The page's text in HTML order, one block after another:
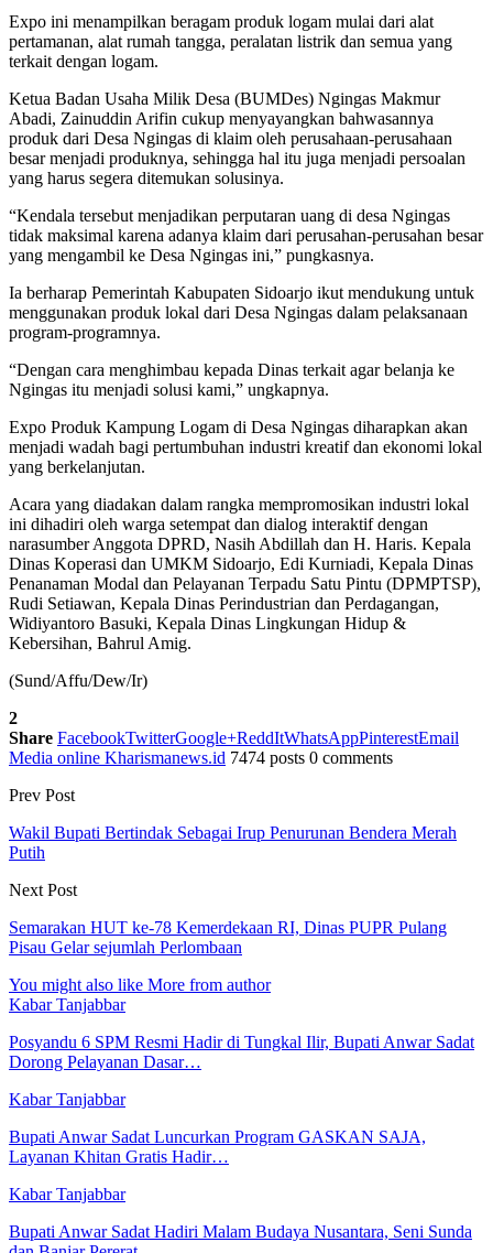
Expo ini menampilkan beragam produk logam mulai dari alat
pertamanan, alat rumah tangga, peralatan listrik dan semua yang
terkait dengan logam.
Ketua Badan Usaha Milik Desa (BUMDes) Ngingas Makmur
Abadi, Zainuddin Arifin cukup menyayangkan bahwasannya
produk dari Desa Ngingas di klaim oleh perusahaan-perusahaan
besar menjadi produknya, sehingga hal itu juga menjadi persoalan
yang harus segera ditemukan solusinya.
“Kendala tersebut menjadikan perputaran uang di desa Ngingas
tidak maksimal karena adanya klaim dari perusahan-perusahan besar
yang mengambil ke Desa Ngingas ini,” pungkasnya.
Ia berharap Pemerintah Kabupaten Sidoarjo ikut mendukung untuk
menggunakan produk lokal dari Desa Ngingas dalam pelaksanaan
program-programnya.
“Dengan cara menghimbau kepada Dinas terkait agar belanja ke
Ngingas itu menjadi solusi kami,” ungkapnya.
Expo Produk Kampung Logam di Desa Ngingas diharapkan akan
menjadi wadah bagi pertumbuhan industri kreatif dan ekonomi lokal
yang berkelanjutan.
Acara yang diadakan dalam rangka mempromosikan industri lokal
ini dihadiri oleh warga setempat dan dialog interaktif dengan
narasumber Anggota DPRD, Nasih Abdillah dan H. Haris. Kepala
Dinas Koperasi dan UMKM Sidoarjo, Edi Kurniadi, Kepala Dinas
Penanaman Modal dan Pelayanan Terpadu Satu Pintu (DPMPTSP),
Rudi Setiawan, Kepala Dinas Perindustrian dan Perdagangan,
Widiyantoro Basuki, Kepala Dinas Lingkungan Hidup &
Kebersihan, Bahrul Amig.
(Sund/Affu/Dew/Ir)
2
Share FacebookTwitterGoogle+ReddItWhatsAppPinterestEmail
Media online Kharismanews.id 7474 posts 0 comments
Prev Post
Wakil Bupati Bertindak Sebagai Irup Penurunan Bendera Merah
Putih
Next Post
Semarakan HUT ke-78 Kemerdekaan RI, Dinas PUPR Pulang
Pisau Gelar sejumlah Perlombaan
You might also like More from author
Kabar Tanjabbar
Posyandu 6 SPM Resmi Hadir di Tungkal Ilir, Bupati Anwar Sadat
Dorong Pelayanan Dasar…
Kabar Tanjabbar
Bupati Anwar Sadat Luncurkan Program GASKAN SAJA,
Layanan Khitan Gratis Hadir…
Kabar Tanjabbar
Bupati Anwar Sadat Hadiri Malam Budaya Nusantara, Seni Sunda